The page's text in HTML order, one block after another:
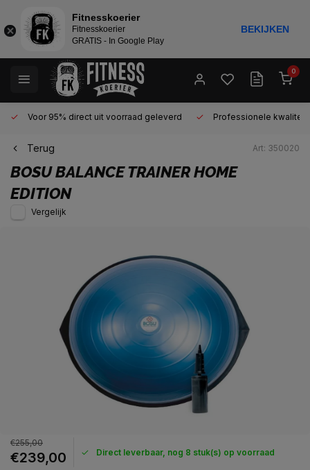
0
Voor 95% direct uit voorraad geleverd Professionele kwaliteit
Terug Art: 350020
BOSUBALANCE TRAINER HOME
EDITION
Vergelijk
€255,00
€239,00 Direct leverbaar, nog 8 stuk(s) op voorraad
Fitnesskoerier
Fitnesskoerier
GRATIS - In Google Play
BEKIJKEN